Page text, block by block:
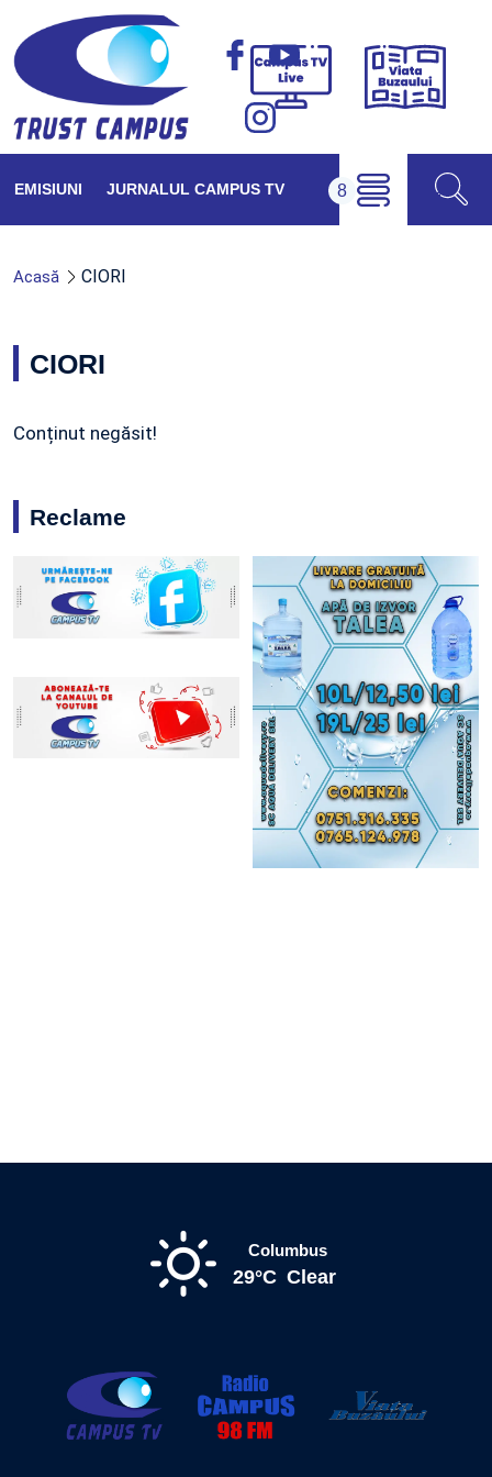
Campus
Viața
EMISIUNI JURNALUL CAMPUS TV
Acasă CIORI
CIORI
Conținut negăsit!
Reclame
Columbus
29°C Clear